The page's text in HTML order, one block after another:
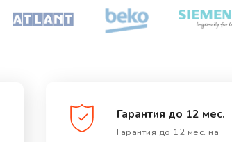
Гарантия до 12 мес.
Гарантия до 12 мес. на